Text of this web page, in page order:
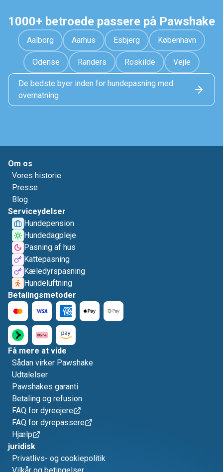
1000+ betroede passere på Pawshake
Aalborg Aarhus Esbjerg København
Odense Randers Roskilde Vejle
De bedste byer inden for hundepasning med
overnatning
Om os
Vores historie
Presse
Blog
Serviceydelser
Hundepension
Hundedagpleje
Pasning af hus
Kattepasning
Kæledyrspasning
Hundeluftning
Betalingsmetoder
Få mere at vide
Sådan virker Pawshake
Udtalelser
Pawshakes garanti
Betaling og refusion
FAQ for dyreejere
FAQ for dyrepassere
Hjælp
juridisk
Privatlivs- og cookiepolitik